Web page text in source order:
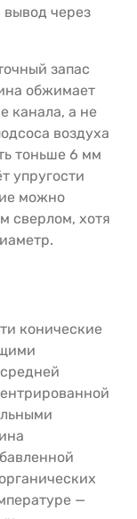
через
запас
обжимает
канала, а не
воздуха
тоньше 6 мм
упругости
можно
сверлом, хотя
конические
—